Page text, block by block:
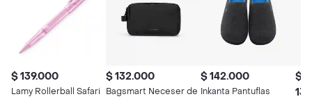
$ 139.000
Lamy Rollerball Safari
$ 132.000
Bagsmart Neceser de
$ 142.000
Inkanta Pantuflas
$